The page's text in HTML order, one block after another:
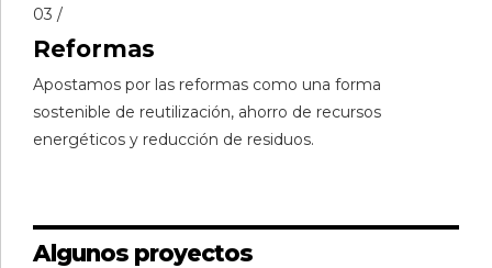
03 /
Reformas
Apostamos por las reformas como una forma
sostenible de reutilización, ahorro de recursos
energéticos y reducción de residuos.
Algunos proyectos